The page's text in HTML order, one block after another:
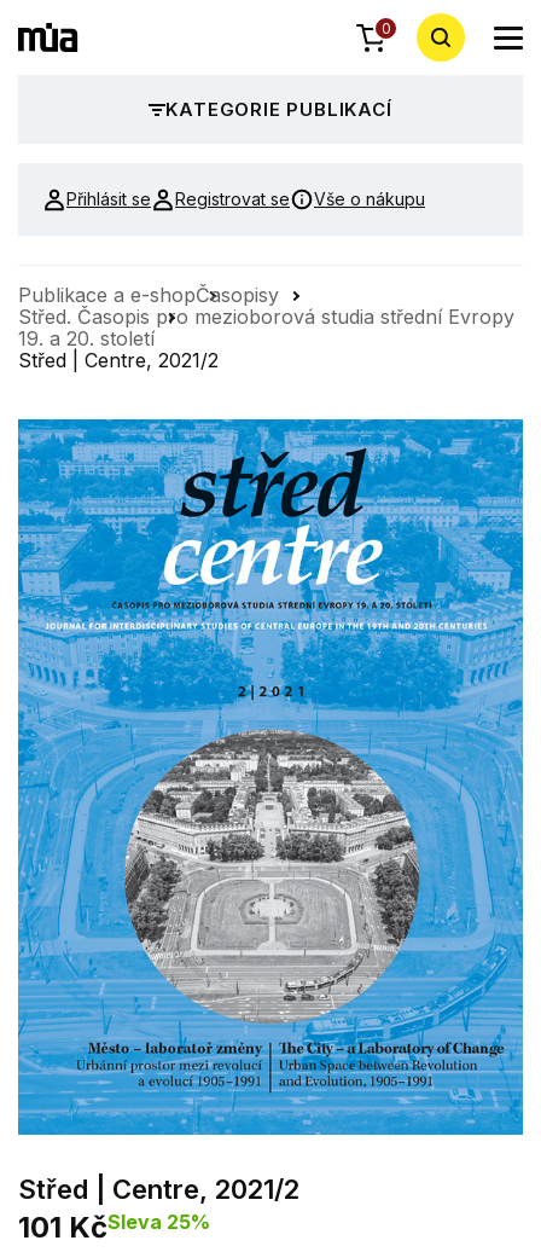
0
KATEGORIE PUBLIKACÍ
Přihlásit se Registrovat se Vše o nákupu
Publikace a e-shopČasopisy
Střed. Časopis pro mezioborová studia střední Evropy
19. a 20. století
Střed | Centre, 2021/2
Střed | Centre, 2021/2
101 KčSleva 25%